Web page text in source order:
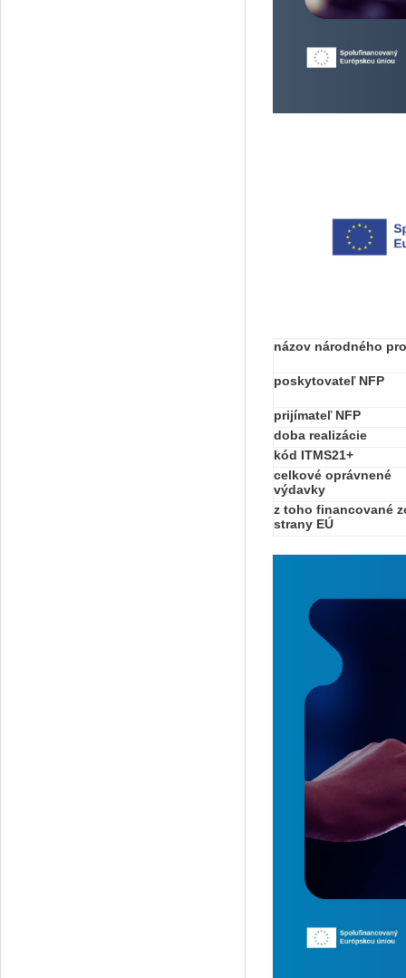
názov národného
poskytovateľ NFP
prijímateľ NFP
doba realizácie
kód ITMS21+
celkové oprávnené
výdavky
z toho financované
strany EÚ